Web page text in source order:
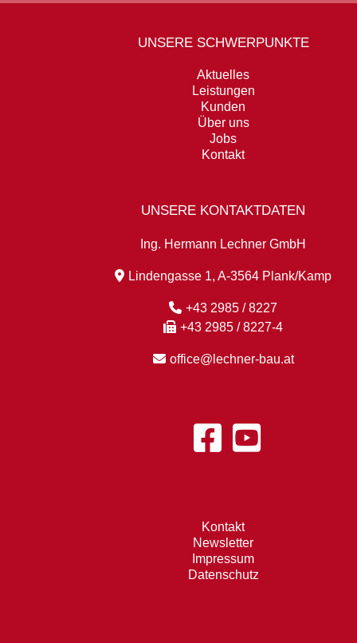
UNSERE SCHWERPUNKTE
Aktuelles
Leistungen
Kunden
Über uns
Jobs
Kontakt
UNSERE KONTAKTDATEN
Ing. Hermann Lechner GmbH
Lindengasse 1, A-3564 Plank/Kamp
+43 2985 / 8227
+43 2985 / 8227-4
office@lechner-bau.at
Kontakt
Newsletter
Impressum
Datenschutz